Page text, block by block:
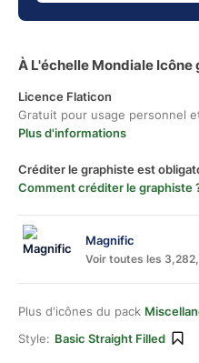
À L'échelle Mondiale
Licence Flaticon
Gratuit pour usage personnel
Plus d'informations
Créditer le graphiste est
Comment créditer le graphiste
Magnific
Voir toutes les
Plus d'icônes du pack
Style: Basic Straight Filled